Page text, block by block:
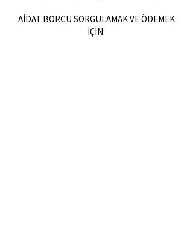
AİDAT BORCU SORGULAMAK VE ÖDEMEK
İÇİN: